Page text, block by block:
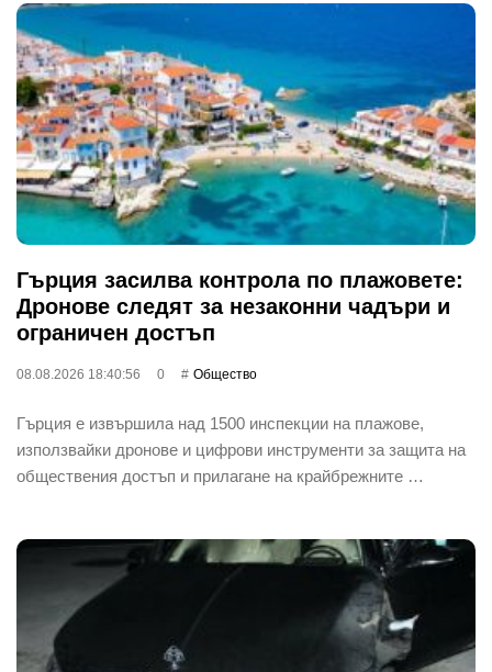
Гърция засилва контрола по плажовете:
Дронове следят за незаконни чадъри и
ограничен достъп
08.08.2026 18:40:56 0 Общество
Гърция е извършила над 1500 инспекции на плажове,
използвайки дронове и цифрови инструменти за защита на
обществения достъп и прилагане на крайбрежните …